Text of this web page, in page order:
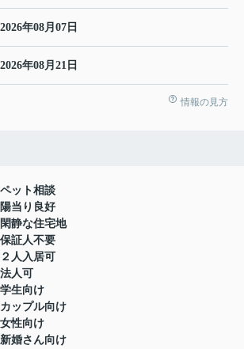
2026年08月07日
2026年08月21日
情報の見方
ペット相談
陽当り良好
閑静な住宅地
保証人不要
２人入居可
法人可
学生向け
カップル向け
女性向け
新婚さん向け